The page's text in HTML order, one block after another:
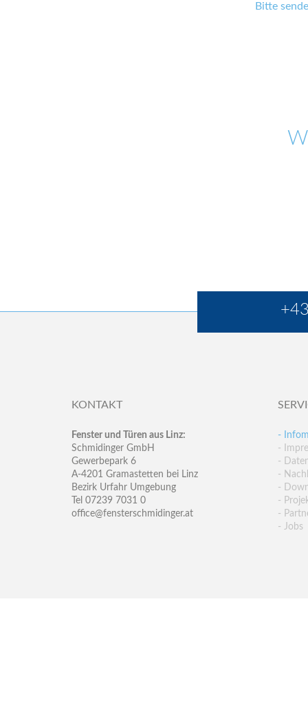
Bitte
KONTAKT
Fenster und Türen aus Linz:
Schmidinger GmbH
Gewerbepark 6
A-4201 Gramastetten bei Linz
Bezirk Urfahr Umgebung
Tel 07239 7031 0
office@fensterschmidinger.at
-
-
-
-
-
-
-
- Jobs